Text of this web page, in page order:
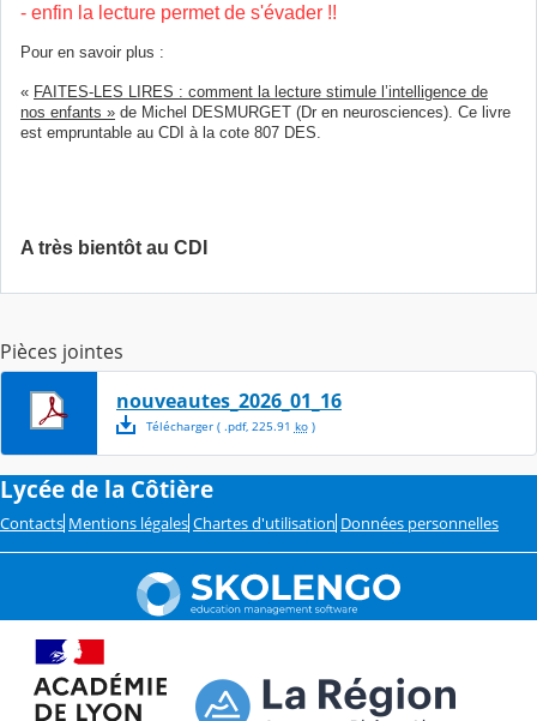
- enfin la lecture permet de s'évader !!
Pour en savoir plus :
« FAITES-LES LIRES : comment la lecture stimule l’intelligence de
nos enfants » de Michel DESMURGET (Dr en neurosciences). Ce livre
est empruntable au CDI à la cote 807 DES.
A très bientôt au CDI
Pièces jointes
nouveautes_2026_01_16
Télécharger( .pdf, 225.91 ko)
Lycée de la Côtière
Contacts Mentions légales Chartes d'utilisation Données personnelles